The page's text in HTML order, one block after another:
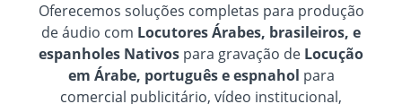
Oferecemos soluções completas para produção
de áudio com Locutores Árabes, brasileiros, e
espanholes Nativos para gravação de Locução
em Árabe, português e espnahol para
comercial publicitário, vídeo institucional,